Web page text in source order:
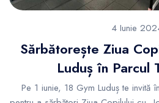
4 Iunie
Sărbătorește Ziua
Luduș în Parcul
Pe 1 iunie, 18 Gym Luduș te invită